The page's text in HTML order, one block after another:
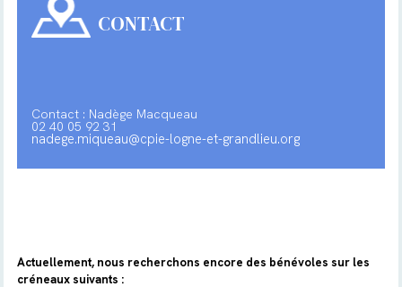
CONTACT
Contact : Nadège Macqueau
02 40 05 92 31
nadege.miqueau@cpie-logne-et-grandlieu.org
Actuellement, nous recherchons encore des bénévoles sur les
créneaux suivants :